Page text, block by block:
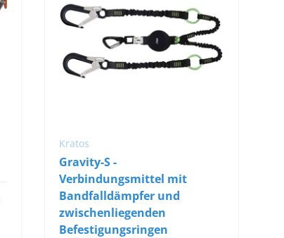
Kratos
Gravity-S -
Verbindungsmittel mit
Bandfalldämpfer und
zwischenliegenden
Befestigungsringen